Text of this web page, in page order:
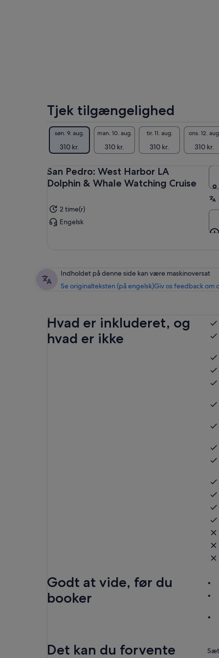
Tjek tilgængelighed
søn. 9. aug.
310 kr.
man. 10. aug.
310 kr.
tir. 11. aug.
310 kr.
ons. 12.
310 kr.
San Pedro: West Harbor LA
Dolphin & Whale Watching Cruise
2 time(r)
Engelsk
Indholdet på denne side kan være maskinoversat
Se originalteksten (på engelsk)Giv os feedback om
Hvad er inkluderet, og
hvad er ikke
Godt at vide, før du
booker
Det kan du forvente